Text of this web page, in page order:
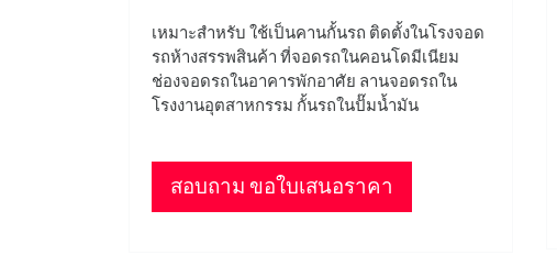
เหมาะสำหรับ ใช้เป็นคานกั้นรถ ติดตั้งในโรงจอด
รถห้างสรรพสินค้า ที่จอดรถในคอนโดมีเนียม
ช่องจอดรถในอาคารพักอาศัย ลานจอดรถใน
โรงงานอุตสาหกรรม กั้นรถในปั๊มน้ำมัน
สอบถาม ขอใบเสนอราคา